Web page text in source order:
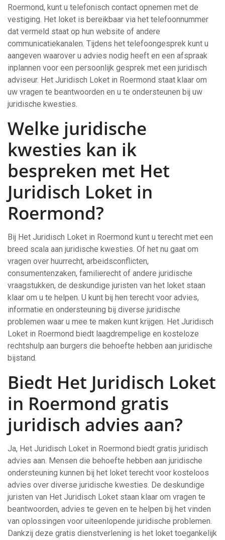
Roermond, kunt u telefonisch contact opnemen met de
vestiging. Het loket is bereikbaar via het telefoonnummer
dat vermeld staat op hun website of andere
communicatiekanalen. Tijdens het telefoongesprek kunt u
aangeven waarover u advies nodig heeft en een afspraak
inplannen voor een persoonlijk gesprek met een juridisch
adviseur. Het Juridisch Loket in Roermond staat klaar om
uw vragen te beantwoorden en u te ondersteunen bij uw
juridische kwesties.
Welke juridische
kwesties kan ik
bespreken met Het
Juridisch Loket in
Roermond?
Bij Het Juridisch Loket in Roermond kunt u terecht met een
breed scala aan juridische kwesties. Of het nu gaat om
vragen over huurrecht, arbeidsconflicten,
consumentenzaken, familierecht of andere juridische
vraagstukken, de deskundige juristen van het loket staan
klaar om u te helpen. U kunt bij hen terecht voor advies,
informatie en ondersteuning bij diverse juridische
problemen waar u mee te maken kunt krijgen. Het Juridisch
Loket in Roermond biedt laagdrempelige en kosteloze
rechtshulp aan burgers die behoefte hebben aan juridische
bijstand.
Biedt Het Juridisch Loket
in Roermond gratis
juridisch advies aan?
Ja, Het Juridisch Loket in Roermond biedt gratis juridisch
advies aan. Mensen die behoefte hebben aan juridische
ondersteuning kunnen bij het loket terecht voor kosteloos
advies over diverse juridische kwesties. De deskundige
juristen van Het Juridisch Loket staan klaar om vragen te
beantwoorden, advies te geven en te helpen bij het vinden
van oplossingen voor uiteenlopende juridische problemen.
Dankzij deze gratis dienstverlening is het loket toegankelijk